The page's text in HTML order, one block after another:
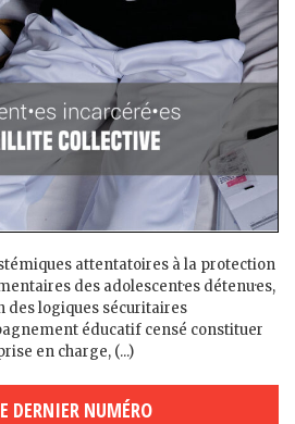
attentatoires à la protection
des adolescent·es détenu·es,
des logiques sécuritaires
éducatif censé constituer
en charge, (...)
DERNIER NUMÉRO